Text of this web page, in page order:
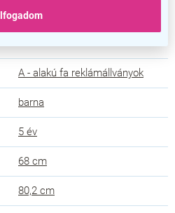
A - alakú fa reklámállványok
barna
5 év
68 cm
80,2 cm